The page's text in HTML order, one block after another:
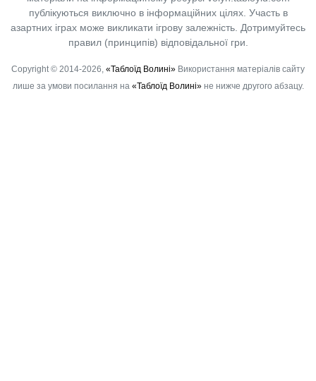
публікуються виключно в інформаційних цілях. Участь в
азартних іграх може викликати ігрову залежність. Дотримуйтесь
правил (принципів) відповідальної гри.
Copyright © 2014-2026, «Таблоїд Волині» Використання матеріалів сайту
лише за умови посилання на «Таблоїд Волині»не нижче другого абзацу.